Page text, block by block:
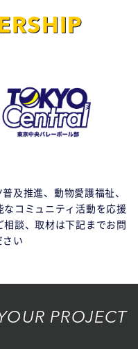
及推進、動物愛護福祉、
なコミュニティ活動を応援
相談、取材は下記までお問
さい
PROJECT